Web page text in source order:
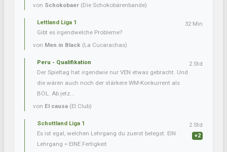
von Schokobaer (Die Schokobärenbande)
Lettland Liga 1
Gibt es irgendwelche Probleme?
von Men in Black (La Cucarachas)
32 Min
Peru - Qualifikation
Der Spieltag hat irgendwie nur VEN etwas gebracht. Und
die wären auch noch der stärkere WM-Konkurrent als
BOL. Ab jetz...
von El causa (El Club)
2 Std
Schottland Liga 1
Es ist egal, welchen Lehrgang du zuerst belegst. EIN
Lehrgang = EINE Fertigkeit
2 Std
+2